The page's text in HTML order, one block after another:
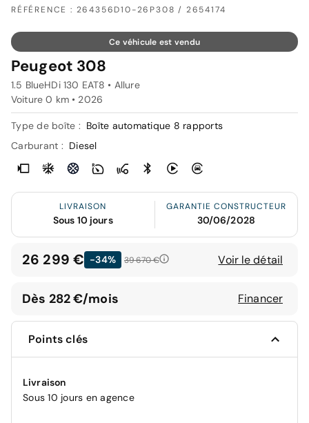
RÉFÉRENCE : 264356D10-26P308 / 2654174
Ce véhicule est vendu
Peugeot 308
1.5 BlueHDi 130 EAT8 • Allure
Voiture 0 km • 2026
Type de boîte : Boîte automatique 8 rapports
Carburant : Diesel
LIVRAISON
Sous 10 jours
GARANTIE CONSTRUCTEUR
30/06/2028
26 299 € -34% 39 670 € Voir le détail
Dès 282 €/mois Financer
Points clés
Livraison
Sous 10 jours en agence